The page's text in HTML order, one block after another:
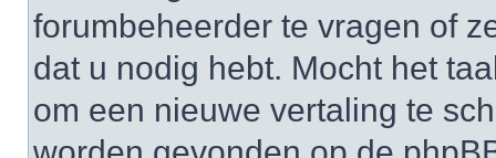
forumbeheerder te vragen of
dat u nodig hebt. Mocht het
om een nieuwe vertaling te